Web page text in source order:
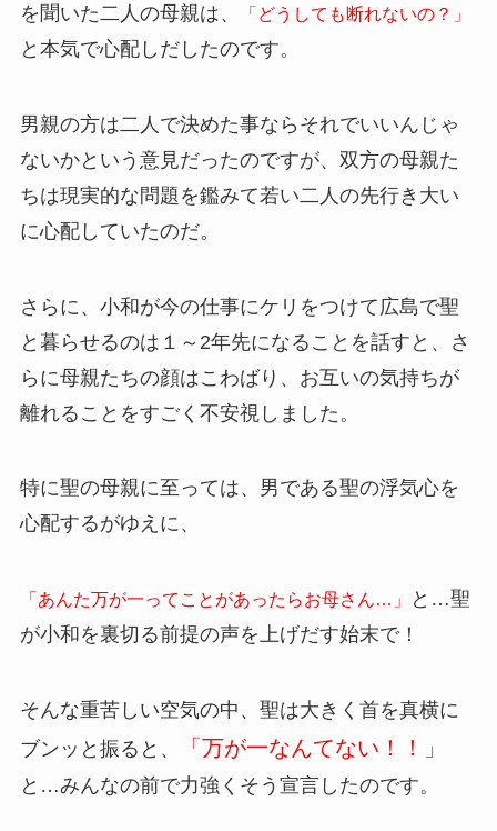
を聞いた二人の母親は、
「どうしても断れないの？」
と本気で心配しだしたのです。
男親の方は二人で決めた事ならそれでいいんじゃ
ないかという意見だったのですが、双方の母親た
ちは現実的な問題を鑑みて若い二人の先行き大い
に心配していたのだ。
さらに、小和が今の仕事にケリをつけて広島で聖
と暮らせるのは１～2年先になることを話すと、さ
らに母親たちの顔はこわばり、お互いの気持ちが
離れることをすごく不安視しました。
特に聖の母親に至っては、男である聖の浮気心を
心配するがゆえに、
「あんた万が一ってことがあったらお母さん…」
と…聖
が小和を裏切る前提の声を上げだす始末で！
そんな重苦しい空気の中、聖は大きく首を真横に
ブンッと振ると、
「万が一なんてない！！」
と…みんなの前で力強くそう宣言したのです。